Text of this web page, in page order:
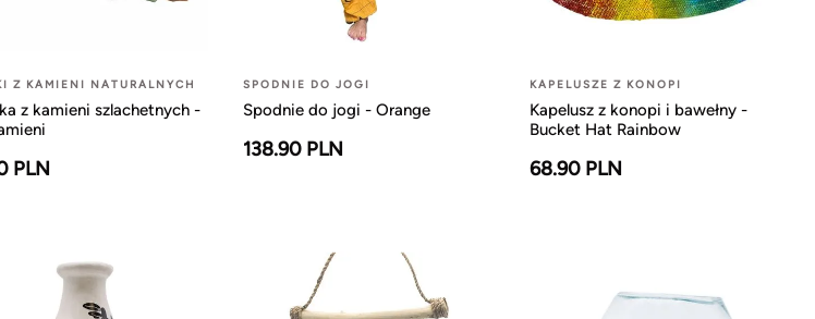
Z KAMIENI NATURALNYCH
z kamieni szlachetnych -
PLN
SPODNIE DO JOGI
Spodnie do jogi - Orange
138.90 PLN
KAPELUSZE Z KONOPI
Kapelusz z konopi i bawełny -
Bucket Hat Rainbow
68.90 PLN